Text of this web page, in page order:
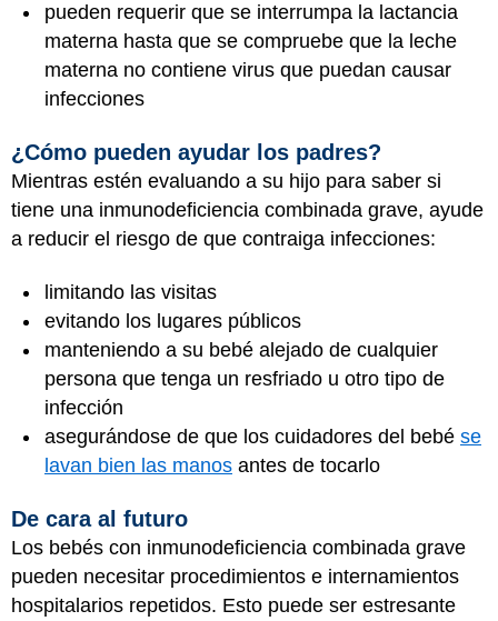
pueden requerir que se interrumpa la lactancia
materna hasta que se compruebe que la leche
materna no contiene virus que puedan causar
infecciones
¿Cómo pueden ayudar los padres?
Mientras estén evaluando a su hijo para saber si
tiene una inmunodeficiencia combinada grave, ayude
a reducir el riesgo de que contraiga infecciones:
limitando las visitas
evitando los lugares públicos
manteniendo a su bebé alejado de cualquier
persona que tenga un resfriado u otro tipo de
infección
asegurándose de que los cuidadores del bebé se
lavan bien las manos antes de tocarlo
De cara al futuro
Los bebés con inmunodeficiencia combinada grave
pueden necesitar procedimientos e internamientos
hospitalarios repetidos. Esto puede ser estresante